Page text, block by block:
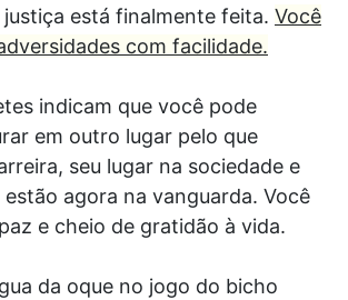
justiça está finalmente feita. Você
com facilidade.
indicam que você pode
em outro lugar pelo que
seu lugar na sociedade e
agora na vanguarda. Você
e cheio de gratidão à vida.
da oque no jogo do bicho